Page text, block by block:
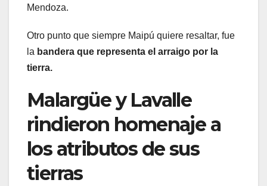
Mendoza.
Otro punto que siempre Maipú quiere resaltar, fue
la bandera que representa el arraigo por la
tierra.
Malargüe y Lavalle
rindieron homenaje a
los atributos de sus
tierras